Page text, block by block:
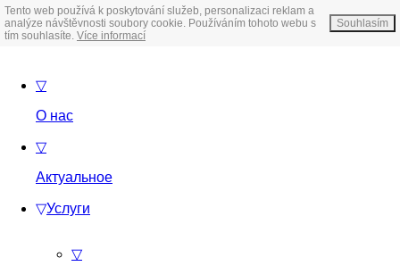
Tento web používá k poskytování služeb, personalizaci reklam a
analýze návštěvnosti soubory cookie. Používáním tohoto webu s
tím souhlasíte. Více informací
Souhlasím
▽
О нас
▽
Актуальное
▽Услуги
▽